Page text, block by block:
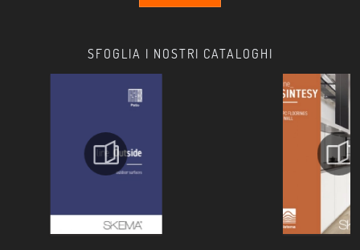
SFOGLIA I NOSTRI CATALOGHI